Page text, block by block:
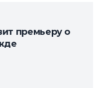
премьеру о